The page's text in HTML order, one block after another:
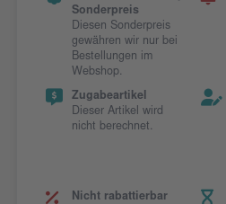
Sonderpreis
Diesen Sonderpreis
gewähren wir nur bei
Bestellungen im
Webshop.
Zugabeartikel
Dieser Artikel wird
nicht berechnet.
Nicht rabattierbar